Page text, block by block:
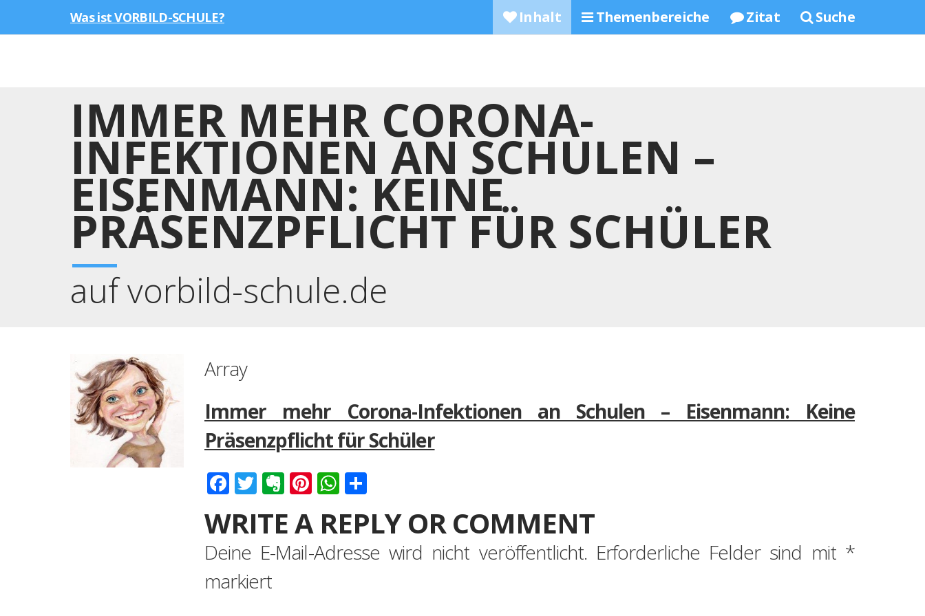
Was ist VORBILD-SCHULE? Inhalt Themenbereiche Zitat Suche
IMMER MEHR CORONA-
INFEKTIONEN AN SCHULEN –
EISENMANN: KEINE
PRÄSENZPFLICHT FÜR SCHÜLER
auf vorbild-schule.de
Array
Immer mehr Corona-Infektionen an Schulen – Eisenmann: Keine
Präsenzpflicht für Schüler
Facebook
Twitter
Evernote
Pinterest
WhatsApp
WRITE A REPLY OR COMMENT
Deine E-Mail-Adresse wird nicht veröffentlicht. Erforderliche Felder sind mit *
markiert